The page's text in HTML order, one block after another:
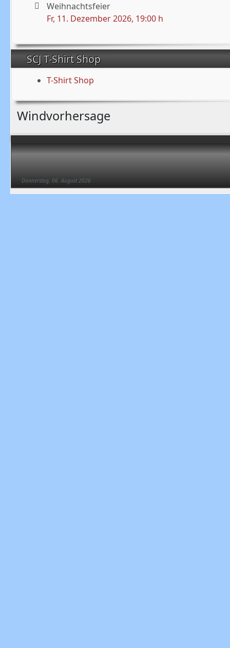
Donnerstag, 06. August 2026
Weihnachtsfeier
Fr, 11. Dezember 2026, 19:00 h
SCJ T-Shirt Shop
T-Shirt Shop
Windvorhersage